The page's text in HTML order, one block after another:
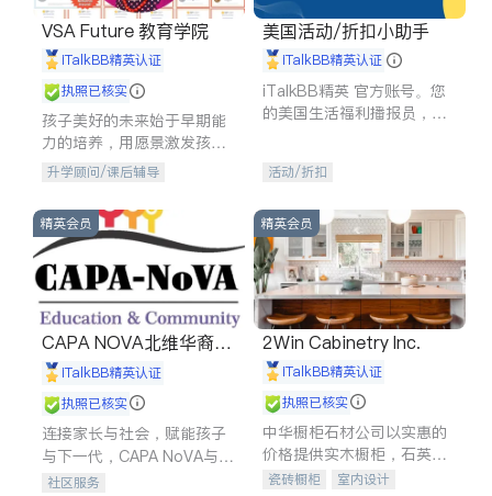
VSA Future 教育学院
iTalkBB精英认证
执照已核实
孩子美好的未来始于早期能
力的培养，用愿景激发孩子
的学习潜力和动力。理念：
石。
升学顾问/课后辅导
美国活动/折扣小助手
iTalkBB精英认证
iTalkBB精英 官方账号。您
的美国生活福利播报员，精
专属福利。
活动/折扣
精英会员
CAPA NOVA北维华裔家
长会iTalkBB精英认证
执照已核实
连接家长与社会，赋能孩子
与下一代，CAPA NoVA与您
携手建设包容、公平、充满
社区服务
精英会员
2Win Cabinetry Inc.
iTalkBB精英认证
执照已核实
中华橱柜石材公司以实惠的
价格提供实木橱柜，石英石
台面，多种优质不锈钢水
瓷砖橱柜
室内设计